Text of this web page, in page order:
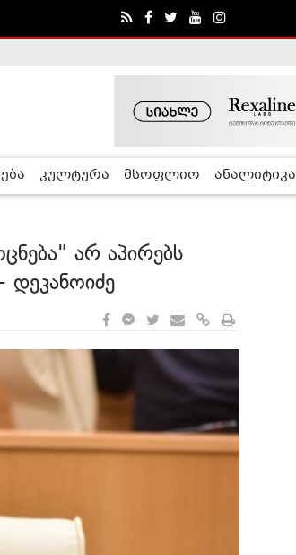
კულტურა მსოფლიო ანალიტიკა
არ აპირებს
დეკანოიძე